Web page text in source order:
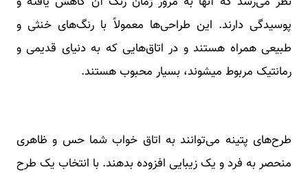
پوسیدگی دارند. این طراحی‌ها معمولاً با رنگ‌های خنثی و
طبیعی همراه هستند و در اتاق‌هایی که به دنیای قدیمی و
رمانتیک مربوط میشوند، بسیار محبوب هستند.
طرح‌های پتینه می‌توانند به اتاق خواب شما حس و ظاهری
منحصر به فرد و یک زیبایی افزوده بدهند. با انتخاب یک طرح